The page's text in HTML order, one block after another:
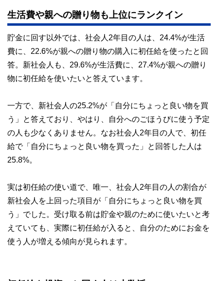
生活費や親への贈り物も上位にランクイン
貯金に回す以外では、社会人2年目の人は、24.4%が生活
費に、22.6%が親への贈り物の購入に初任給を使ったと回
答。新社会人も、29.6%が生活費に、27.4%が親への贈り
物に初任給を使いたいと答えています。
一方で、新社会人の25.2%が「自分にちょっと良い物を買
う」と答えており、やはり、自分へのごほうびに使う予定
の人も少なくありません。なお社会人2年目の人で、初任
給で「自分にちょっと良い物を買った」と回答した人は
25.8%。
実は初任給の使い道で、唯一、社会人2年目の人の割合が
新社会人を上回った項目が「自分にちょっと良い物を買
う」でした。受け取る前は貯金や親のために使いたいと考
えていても、実際に初任給が入ると、自分のためにお金を
使う人が増える傾向が見られます。